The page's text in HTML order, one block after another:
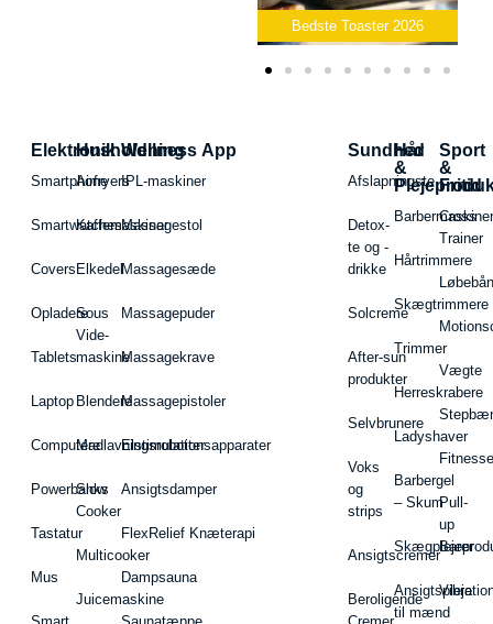
Bedste Elkedel 2026
Elektronik
Smartphone
Smartwatches
Covers
Opladere
Tablets
Laptop
Computere
Powerbanks
Tastatur
Mus
Husholdning
Airfryers
Kaffemaskiner
Elkedel
Sous
Vide-
maskine
Blendere
Madlavningsrobotter
Slow
Cooker
Multicooker
Juicemaskine
Wellness App
IPL-maskiner
Massagestol
Massagesæde
Massagepuder
Massagekrave
Massagepistoler
Elstimulationsapparater
Ansigtsdamper
FlexRelief Knæterapi
Dampsauna
Sundhed
Afslapningste
Detox-
te og -
drikke
Solcreme
After-sun
produkter
Selvbrunere
Voks
og
strips
Ansigtscremer
Beroligende
Hår
&
Hårtrimmere
Skægtrimmere
Trimmer
Herreskrabere
Ladyshaver
Barbergel
– Skum
Ansigtspleje
til mænd
Sport
&
Fritid
Cross
Trainer
Vægte
Pull-
up
Barer